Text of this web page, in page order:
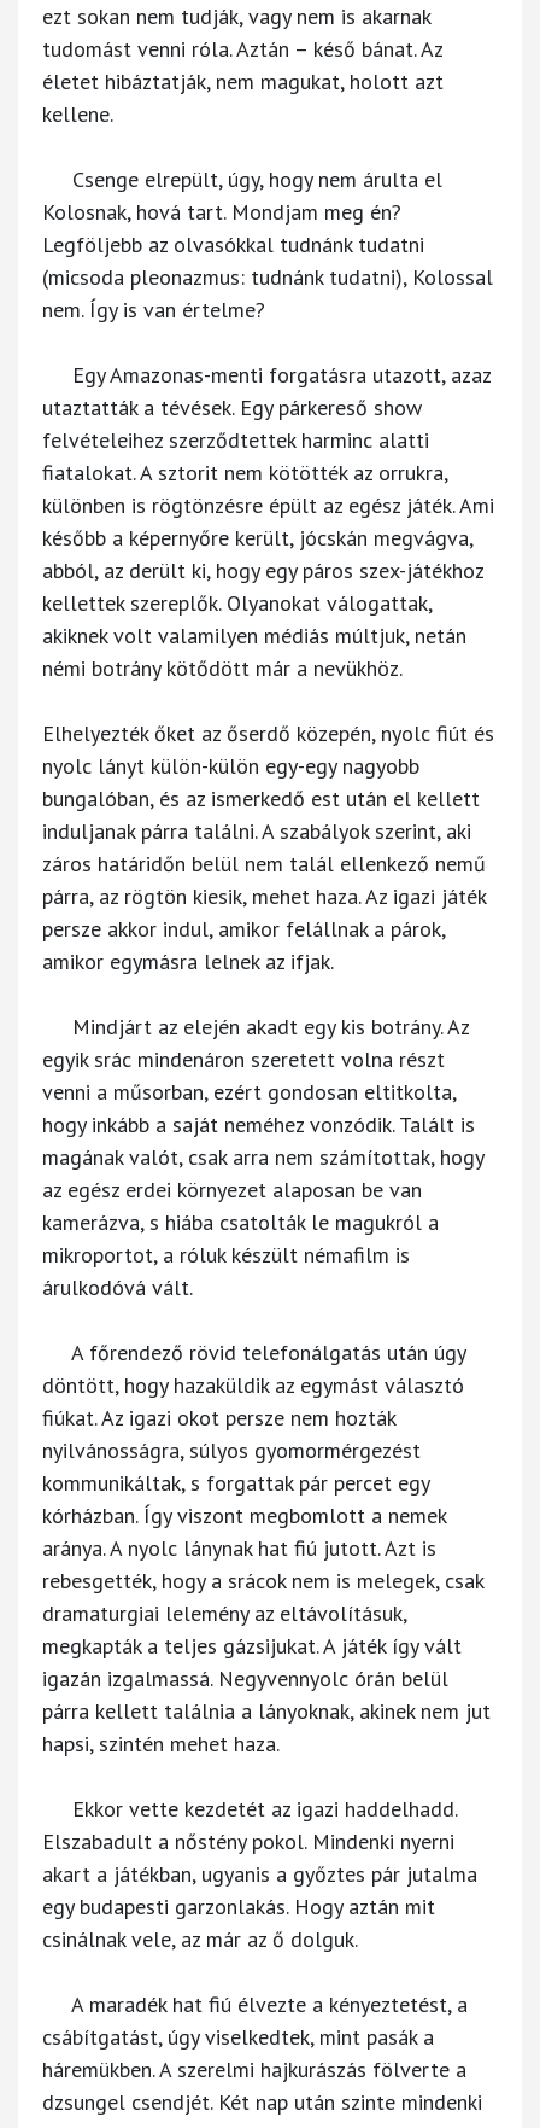
ezt sokan nem tudják, vagy nem is akarnak
tudomást venni róla. Aztán – késő bánat. Az
életet hibáztatják, nem magukat, holott azt
kellene.
Csenge elrepült, úgy, hogy nem árulta el
Kolosnak, hová tart. Mondjam meg én?
Legföljebb az olvasókkal tudnánk tudatni
(micsoda pleonazmus: tudnánk tudatni), Kolossal
nem. Így is van értelme?
Egy Amazonas-menti forgatásra utazott, azaz
utaztatták a tévések. Egy párkereső show
felvételeihez szerződtettek harminc alatti
fiatalokat. A sztorit nem kötötték az orrukra,
különben is rögtönzésre épült az egész játék. Ami
később a képernyőre került, jócskán megvágva,
abból, az derült ki, hogy egy páros szex-játékhoz
kellettek szereplők. Olyanokat válogattak,
akiknek volt valamilyen médiás múltjuk, netán
némi botrány kötődött már a nevükhöz.
Elhelyezték őket az őserdő közepén, nyolc fiút és
nyolc lányt külön-külön egy-egy nagyobb
bungalóban, és az ismerkedő est után el kellett
induljanak párra találni. A szabályok szerint, aki
záros határidőn belül nem talál ellenkező nemű
párra, az rögtön kiesik, mehet haza. Az igazi játék
persze akkor indul, amikor felállnak a párok,
amikor egymásra lelnek az ifjak.
Mindjárt az elején akadt egy kis botrány. Az
egyik srác mindenáron szeretett volna részt
venni a műsorban, ezért gondosan eltitkolta,
hogy inkább a saját neméhez vonzódik. Talált is
magának valót, csak arra nem számítottak, hogy
az egész erdei környezet alaposan be van
kamerázva, s hiába csatolták le magukról a
mikroportot, a róluk készült némafilm is
árulkodóvá vált.
A főrendező rövid telefonálgatás után úgy
döntött, hogy hazaküldik az egymást választó
fiúkat. Az igazi okot persze nem hozták
nyilvánosságra, súlyos gyomormérgezést
kommunikáltak, s forgattak pár percet egy
kórházban. Így viszont megbomlott a nemek
aránya. A nyolc lánynak hat fiú jutott. Azt is
rebesgették, hogy a srácok nem is melegek, csak
dramaturgiai lelemény az eltávolításuk,
megkapták a teljes gázsijukat. A játék így vált
igazán izgalmassá. Negyvennyolc órán belül
párra kellett találnia a lányoknak, akinek nem jut
hapsi, szintén mehet haza.
Ekkor vette kezdetét az igazi haddelhadd.
Elszabadult a nőstény pokol. Mindenki nyerni
akart a játékban, ugyanis a győztes pár jutalma
egy budapesti garzonlakás. Hogy aztán mit
csinálnak vele, az már az ő dolguk.
A maradék hat fiú élvezte a kényeztetést, a
csábítgatást, úgy viselkedtek, mint pasák a
háremükben. A szerelmi hajkurászás fölverte a
dzsungel csendjét. Két nap után szinte mindenki